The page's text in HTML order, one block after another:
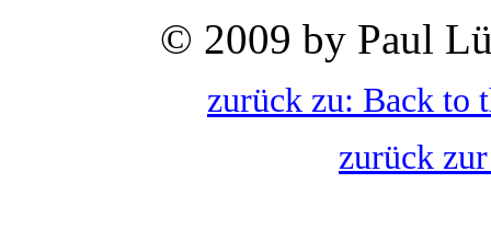
© 2009 by Paul
zurück zu: Back to
zurück